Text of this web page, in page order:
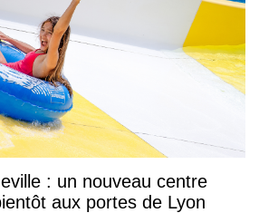
: un nouveau centre
aux portes de Lyon